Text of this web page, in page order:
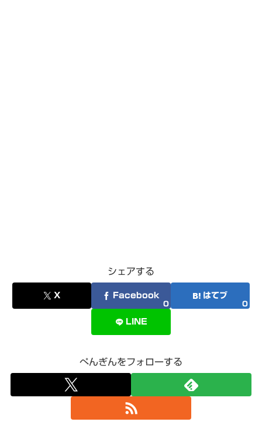
シェアする
X Facebook
0
はてブ
0
LINE
ぺんぎんをフォローする